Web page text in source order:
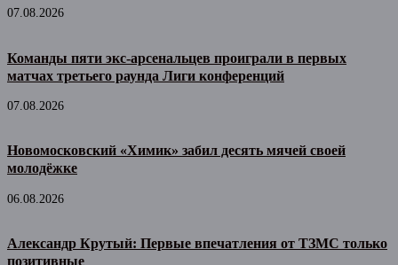
07.08.2026
Команды пяти экс-арсенальцев проиграли в первых
матчах третьего раунда Лиги конференций
07.08.2026
Новомосковский «Химик» забил десять мячей своей
молодёжке
06.08.2026
Александр Крутый: Первые впечатления от ТЗМС только
позитивные